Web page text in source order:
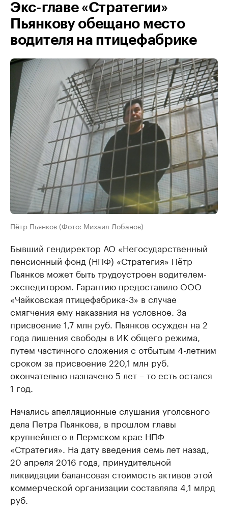
Экс-главе «Стратегии»
Пьянкову обещано место
водителя на птицефабрике
Пётр Пьянков (Фото: Михаил Лобанов)
Бывший гендиректор АО «Негосударственный
пенсионный фонд (НПФ) «Стратегия» Пётр
Пьянков может быть трудоустроен водителем-
экспедитором. Гарантию предоставило ООО
«Чайковская птицефабрика-3» в случае
смягчения ему наказания на условное. За
присвоение 1,7 млн руб. Пьянков осужден на 2
года лишения свободы в ИК общего режима,
путем частичного сложения с отбытым 4-летним
сроком за присвоение 220,1 млн руб.
окончательно назначено 5 лет – то есть остался
1 год.
Начались апелляционные слушания уголовного
дела Петра Пьянкова, в прошлом главы
крупнейшего в Пермском крае НПФ
«Стратегия». На дату введения семь лет назад,
20 апреля 2016 года, принудительной
ликвидации балансовая стоимость активов этой
коммерческой организации составляла 4,1 млрд
руб.